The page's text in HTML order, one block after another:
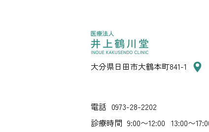
大分県日田市大鶴本町841-1
電話 0973-28-2202
診療時間 9:00〜12:00 13:00〜